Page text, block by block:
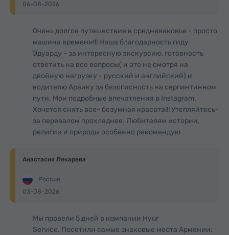
06-08-2026
Очень долгое путешествие в средневековье - просто
машина времени!!! Наша благодарность гиду
Эдуарду - за интересную экскурсию, готовность
ответить на все вопросы( и это не смотря на
двойную нагрузку - русский и английский) и
водителю Араику за безопасность на серпантинном
пути. Мои подробные впечатления в Instagram.
Хочется снять все- безумная красота!!! Утепляйтесь-
за перевалом прохладнее. Любителям истории,
религии и природы особенно рекомендую
Анастасия Лекарева
Россия
03-08-2026
Мы провели 5 дней в компании Hyur
Service. Посетили самые знаковые места Армении: